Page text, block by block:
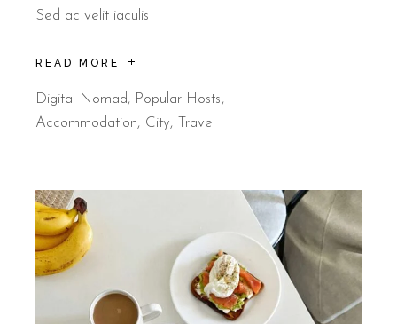
Sed ac velit iaculis
READ MORE
Digital Nomad, Popular Hosts
Accommodation
City Travel